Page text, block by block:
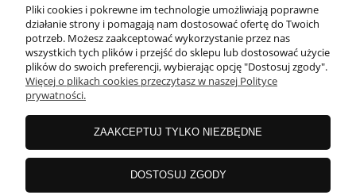
POMOC
MOJE KONTO
PŁATNOŚCI I DOSTAWA
INFORMACJE
Pliki cookies i pokrewne im technologie umożliwiają poprawne
działanie strony i pomagają nam dostosować ofertę do Twoich
potrzeb. Możesz zaakceptować wykorzystanie przez nas
wszystkich tych plików i przejść do sklepu lub dostosować użycie
plików do swoich preferencji, wybierając opcję "Dostosuj zgody".
Więcej o plikach cookies przeczytasz w naszej Polityce
prywatności.
ZAAKCEPTUJ TYLKO NIEZBĘDNE
DOSTOSUJ ZGODY